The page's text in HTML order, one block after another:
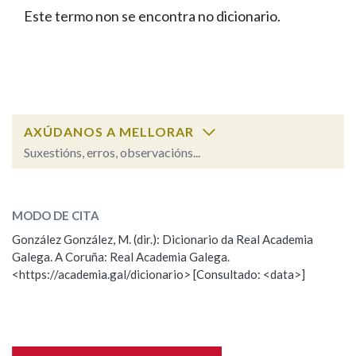
FIGURAS HOMENAXEADAS
PORTAL DAS PALABRAS
Facebook
TwitterYoutubeInstagram
Bluesky
BUSCAR NOS LEMAS
Remata por
BUSCAR NO CONTIDO
Nas definicións
Este termo non se encontra no dicionario.
AXÚDANOS A MELLORAR
Suxestións, erros, observacións...
Observación
Nome
MODO DE CITA
González González, M. (dir.): Dicionario da Real Academia
Galega. A Coruña: Real Academia Galega.
<https://academia.gal/dicionario> [Consultado: <data>]